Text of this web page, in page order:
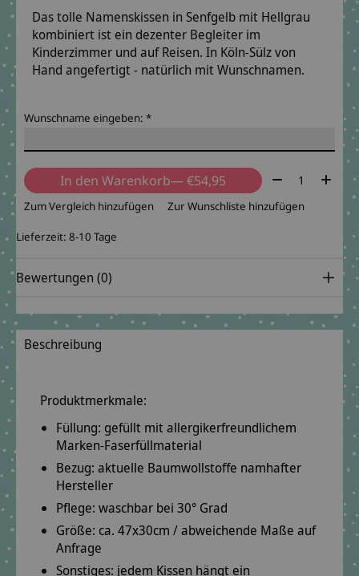
Das tolle Namenskissen in Senfgelb mit Hellgrau
kombiniert ist ein dezenter Begleiter im
Kinderzimmer und auf Reisen. In Köln-Sülz von
Hand angefertigt - natürlich mit Wunschnamen.
Wunschname eingeben: *
In den Warenkorb — €54,95 Menge:
Zum Vergleich hinzufügen Zur Wunschliste hinzufügen
Lieferzeit: 8-10 Tage
Bewertungen (0)
Beschreibung
Produktmerkmale:
Füllung: gefüllt mit allergikerfreundlichem
Marken-Faserfüllmaterial
Bezug: aktuelle Baumwollstoffe namhafter
Hersteller
Pflege: waschbar bei 30° Grad
Größe: ca. 47x30cm / abweichende Maße auf
Anfrage
Sonstiges: jedem Kissen hängt ein